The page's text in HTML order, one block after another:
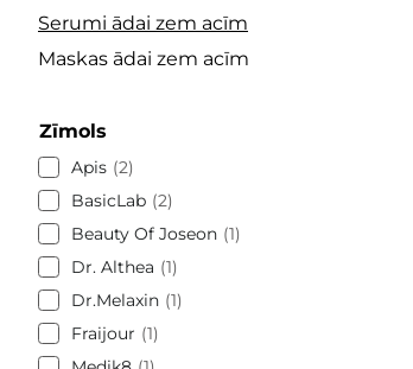
Serumi ādai zem acīm
Maskas ādai zem acīm
Zīmols
Apis 2
BasicLab 2
Beauty Of Joseon 1
Dr. Althea
1
Dr.Melaxin 1
Fraijour
1